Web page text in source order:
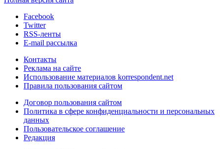
Facebook
Twitter
RSS-ленты
E-mail рассылка
Контакты
Реклама на сайте
Использование материалов korrespondent.net
Правила пользования сайтом
Договор пользования сайтом
Политика в сфере конфиденциальности и персональных
данных
Пользовательское соглашение
Редакция